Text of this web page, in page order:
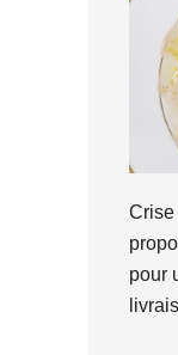
Crise
pour